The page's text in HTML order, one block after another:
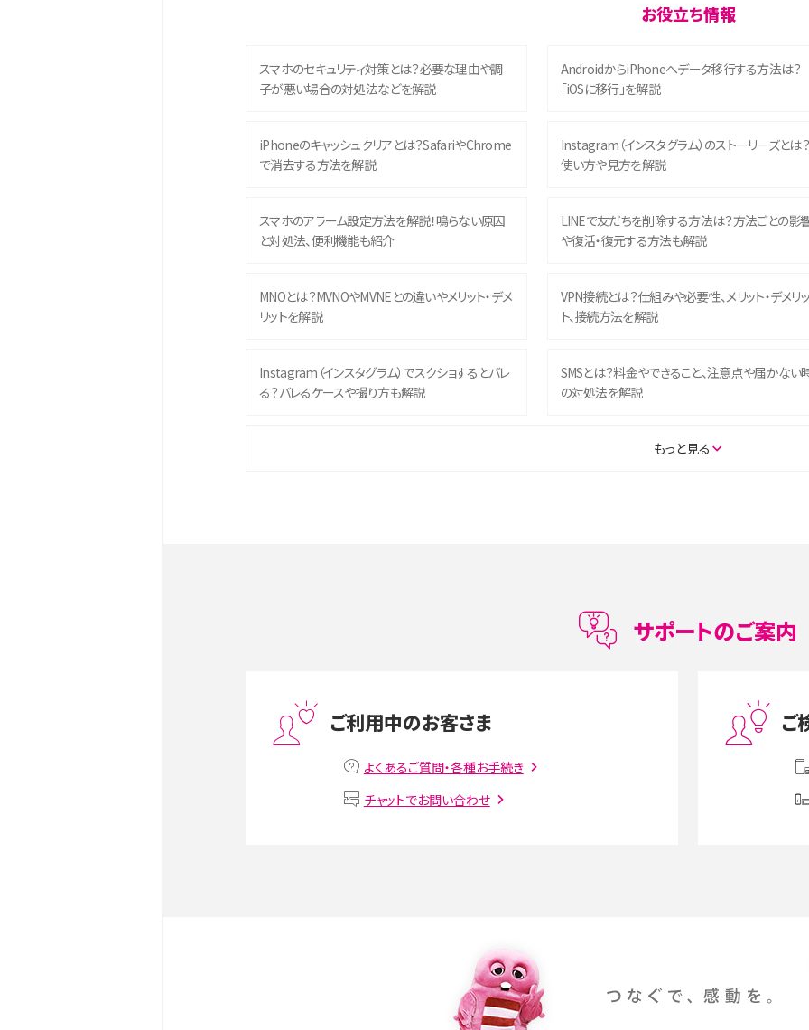
お役立ち情報
スマホのセキュリティ対策とは？必要な理由や調
子が悪い場合の対処法などを解説
AndroidからiPhoneへデータ移行する方法は？
「iOSに移行」を解説
iPhoneのキャッシュクリアとは？SafariやChrome
で消去する方法を解説
Instagram（インスタグラム）のストーリーズとは？
使い方や見方を解説
スマホのアラーム設定方法を解説！鳴らない原因
と対処法、便利機能も紹介
LINEで友だちを削除する方法は？方法ごとの影
や復活・復元する方法も解説
MNOとは？MVNOやMVNEとの違いやメリット・デメ
リットを解説
VPN接続とは？仕組みや必要性、メリット・デメリッ
ト、接続方法を解説
Instagram（インスタグラム）でスクショするとバレ
る？バレるケースや撮り方も解説
SMSとは？料金やできること、注意点や届かない
の対処法を解説
iPhone 16eとiPhone 14を徹底比較！スペック・機
メリットを詳しく紹介
ツや解除のタイミング・方法を解説
iPhone・Androidの設定を解説
LINEの着信音や通知音の設定・変更方法を解説！
認方法を解説
もっと見る
サポートのご案内
ご利用中のお客さま
よくあるご質問・各種お手続き
チャットでお問い合わせ
ご